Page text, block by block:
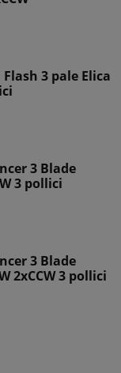
3 pale Elica
3 Blade
3 pollici
3 Blade
2xCCW 3 pollici